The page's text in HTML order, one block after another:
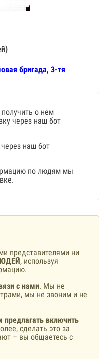
бригада, 3-тя
о нем
через наш бот
наш бот
по людям мы
представителями ни
, используя
с нами. Мы не
мы не звоним и не
включить
сделать это за
– вы общаетесь с